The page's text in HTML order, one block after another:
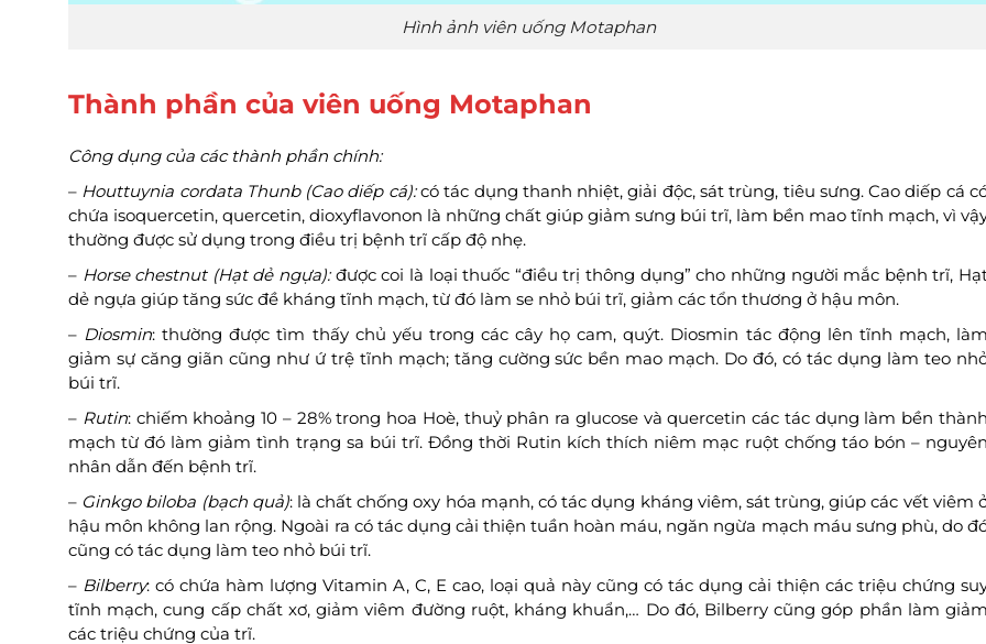
Hình ảnh viên uống Motaphan
Thành phần của viên uống Motaphan
Công dụng của các thành phần chính:
– Houttuynia cordata Thunb (Cao diếp cá):có tác dụng thanh nhiệt, giải độc, sát trùng, tiêu sưng. Cao diếp cá
chứa isoquercetin, quercetin, dioxyflavonon là những chất giúp giảm sưng búi trĩ, làm bền mao tĩnh mạch, vì
thường được sử dụng trong điều trị bệnh trĩ cấp độ nhẹ.
– Horse chestnut (Hạt dẻ ngựa):được coi là loại thuốc “điều trị thông dụng” cho những người mắc bệnh trĩ,
dẻ ngựa giúp tăng sức đề kháng tĩnh mạch, từ đó làm se nhỏ búi trĩ, giảm các tổn thương ở hậu môn.
– Diosmin: thường được tìm thấy chủ yếu trong các cây họ cam, quýt. Diosmin tác động lên tĩnh mạch, làm
giảm sự căng giãn cũng như ứ trệ tĩnh mạch; tăng cường sức bền mao mạch. Do đó, có tác dụng làm teo
búi trĩ.
– Rutin: chiếm khoảng 10 – 28% trong hoa Hoè, thuỷ phân ra glucose và quercetin các tác dụng làm bền thành
mạch từ đó làm giảm tình trạng sa búi trĩ. Đồng thời Rutin kích thích niêm mạc ruột chống táo bón – nguyên
nhân dẫn đến bệnh trĩ.
– Ginkgo biloba (bạch quả): là chất chống oxy hóa mạnh, có tác dụng kháng viêm, sát trùng, giúp các vết viêm
hậu môn không lan rộng. Ngoài ra có tác dụng cải thiện tuần hoàn máu, ngăn ngừa mạch máu sưng phù, do
cũng có tác dụng làm teo nhỏ búi trĩ.
– Bilberry: có chứa hàm lượng Vitamin A, C, E cao, loại quả này cũng có tác dụng cải thiện các triệu chứng
tĩnh mạch, cung cấp chất xơ, giảm viêm đường ruột, kháng khuẩn,… Do đó, Bilberry cũng góp phần làm giảm
các triệu chứng của trĩ.